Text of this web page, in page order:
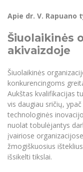
Darbas
Teisės
Apie dr. V. Rapuano
Šiuolaikinės
akivaizdoje
Šiuolaikinės
konkurencingoms
Aukštas kvalifikacijas
vis daugiau sričių,
technologinės
nuolat tobulėjantys
įvairiose
žmogiškuosius
išsikelti tikslai.